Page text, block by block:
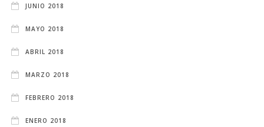
JUNIO 2018
MAYO 2018
ABRIL 2018
MARZO 2018
FEBRERO 2018
ENERO 2018